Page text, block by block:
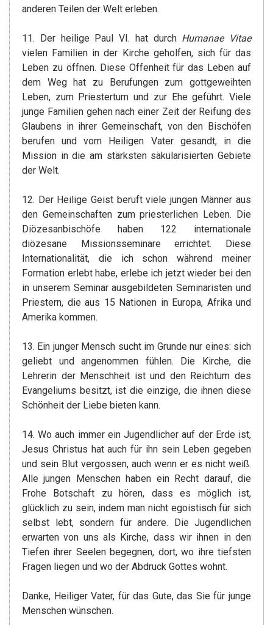
anderen Teilen der Welt erleben.
11. Der heilige Paul VI. hat durch Humanae Vitae
vielen Familien in der Kirche geholfen, sich für das
Leben zu öffnen. Diese Offenheit für das Leben auf
dem Weg hat zu Berufungen zum gottgeweihten
Leben, zum Priestertum und zur Ehe geführt. Viele
junge Familien gehen nach einer Zeit der Reifung des
Glaubens in ihrer Gemeinschaft, von den Bischöfen
berufen und vom Heiligen Vater gesandt, in die
Mission in die am stärksten säkularisierten Gebiete
der Welt.
12. Der Heilige Geist beruft viele jungen Männer aus
den Gemeinschaften zum priesterlichen Leben. Die
Diözesanbischöfe haben 122 internationale
diözesane Missionsseminare errichtet. Diese
Internationalität, die ich schon während meiner
Formation erlebt habe, erlebe ich jetzt wieder bei den
in unserem Seminar ausgebildeten Seminaristen und
Priestern, die aus 15 Nationen in Europa, Afrika und
Amerika kommen.
13. Ein junger Mensch sucht im Grunde nur eines: sich
geliebt und angenommen fühlen. Die Kirche, die
Lehrerin der Menschheit ist und den Reichtum des
Evangeliums besitzt, ist die einzige, die ihnen diese
Schönheit der Liebe bieten kann.
14. Wo auch immer ein Jugendlicher auf der Erde ist,
Jesus Christus hat auch für ihn sein Leben gegeben
und sein Blut vergossen, auch wenn er es nicht weiß.
Alle jungen Menschen haben ein Recht darauf, die
Frohe Botschaft zu hören, dass es möglich ist,
glücklich zu sein, indem man nicht egoistisch für sich
selbst lebt, sondern für andere. Die Jugendlichen
erwarten von uns als Kirche, dass wir ihnen in den
Tiefen ihrer Seelen begegnen, dort, wo ihre tiefsten
Fragen liegen und wo der Abdruck Gottes wohnt.
Danke, Heiliger Vater, für das Gute, das Sie für junge
Menschen wünschen.